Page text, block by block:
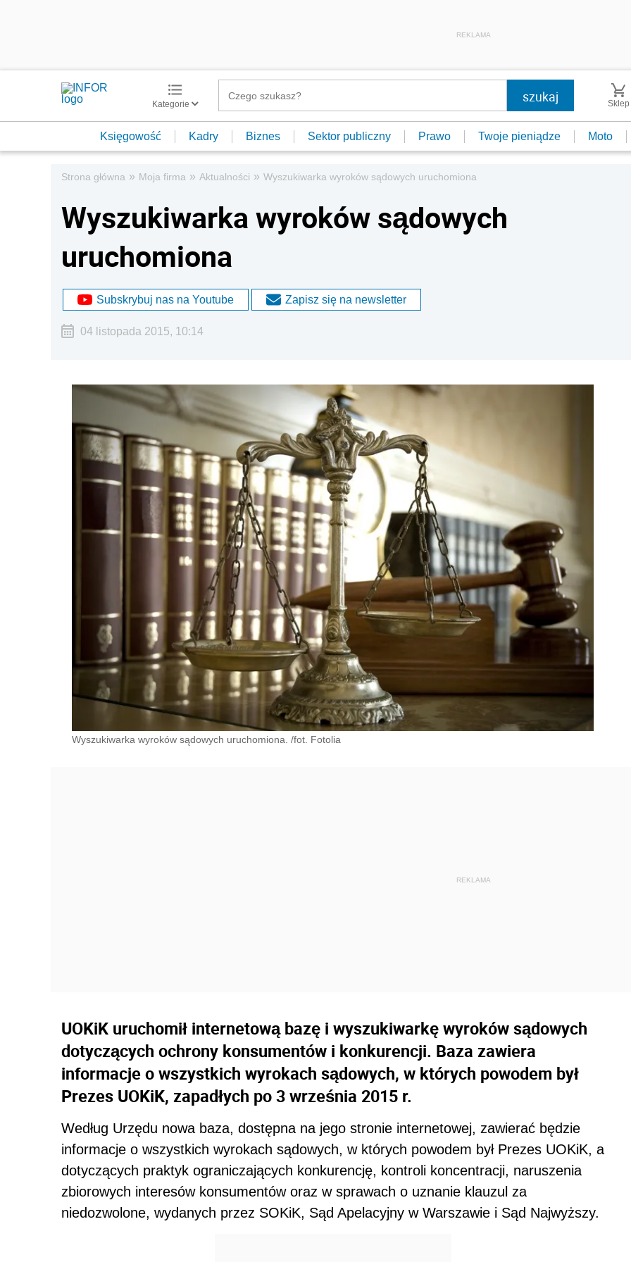
REKLAMA
Kategorie Sklep
Księgowość Kadry Biznes Sektor publiczny Prawo Twoje pieniądze Moto
Strona główna » Moja firma » Aktualności » Wyszukiwarka wyroków sądowych uruchomiona
Wyszukiwarka wyroków sądowych
uruchomiona
Subskrybuj nas na Youtube Zapisz się na newsletter
04 listopada 2015, 10:14
Wyszukiwarka wyroków sądowych uruchomiona. /fot. Fotolia
UOKiK uruchomił internetową bazę i wyszukiwarkę wyroków sądowych
dotyczących ochrony konsumentów i konkurencji. Baza zawiera
informacje o wszystkich wyrokach sądowych, w których powodem był
Prezes UOKiK, zapadłych po 3 września 2015 r.
Według Urzędu nowa baza, dostępna na jego stronie internetowej, zawierać będzie
informacje o wszystkich wyrokach sądowych, w których powodem był Prezes UOKiK, a
dotyczących praktyk ograniczających konkurencję, kontroli koncentracji, naruszenia
zbiorowych interesów konsumentów oraz w sprawach o uznanie klauzul za
niedozwolone, wydanych przez SOKiK, Sąd Apelacyjny w Warszawie i Sąd Najwyższy.